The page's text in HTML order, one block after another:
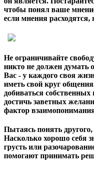
чтобы понял ваше
если мнения
Не ограничивайте
никто не должен думать
Вас - у каждого своя
иметь свой круг
добиваться
достичь заветных
фактор
Пытаясь понять
Насколько хорошо себя
грусть или
помогают принимать